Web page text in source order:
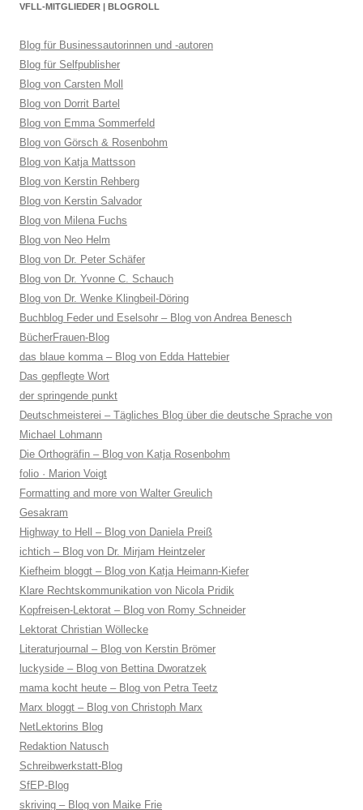
VFLL-MITGLIEDER | BLOGROLL
Blog für Businessautorinnen und -autoren
Blog für Selfpublisher
Blog von Carsten Moll
Blog von Dorrit Bartel
Blog von Emma Sommerfeld
Blog von Görsch & Rosenbohm
Blog von Katja Mattsson
Blog von Kerstin Rehberg
Blog von Kerstin Salvador
Blog von Milena Fuchs
Blog von Neo Helm
Blog von Dr. Peter Schäfer
Blog von Dr. Yvonne C. Schauch
Blog von Dr. Wenke Klingbeil-Döring
Buchblog Feder und Eselsohr – Blog von Andrea Benesch
BücherFrauen-Blog
das blaue komma – Blog von Edda Hattebier
Das gepflegte Wort
der springende punkt
Deutschmeisterei – Tägliches Blog über die deutsche Sprache von
Michael Lohmann
Die Orthogräfin – Blog von Katja Rosenbohm
folio · Marion Voigt
Formatting and more von Walter Greulich
Gesakram
Highway to Hell – Blog von Daniela Preiß
ichtich – Blog von Dr. Mirjam Heintzeler
Kiefheim bloggt – Blog von Katja Heimann-Kiefer
Klare Rechtskommunikation von Nicola Pridik
Kopfreisen-Lektorat – Blog von Romy Schneider
Lektorat Christian Wöllecke
Literaturjournal – Blog von Kerstin Brömer
luckyside – Blog von Bettina Dworatzek
mama kocht heute – Blog von Petra Teetz
Marx bloggt – Blog von Christoph Marx
NetLektorins Blog
Redaktion Natusch
Schreibwerkstatt-Blog
SfEP-Blog
skriving – Blog von Maike Frie